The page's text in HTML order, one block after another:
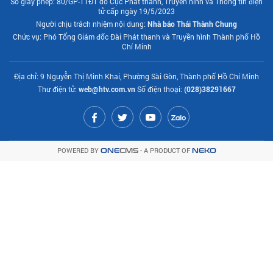
tử cấp ngày 19/5/2023
Người chịu trách nhiệm nội dung: Nhà báo Thái Thành Chung
Chức vụ: Phó Tổng Giám đốc Đài Phát thanh và Truyền hình Thành phố Hồ
Chí Minh
Địa chỉ: 9 Nguyễn Thị Minh Khai, Phường Sài Gòn, Thành phố Hồ Chí Minh
Thư điện tử: web@htv.com.vnSố điện thoại: (028)38291667
POWERED BY ONECMS- A PRODUCT OF NEKO